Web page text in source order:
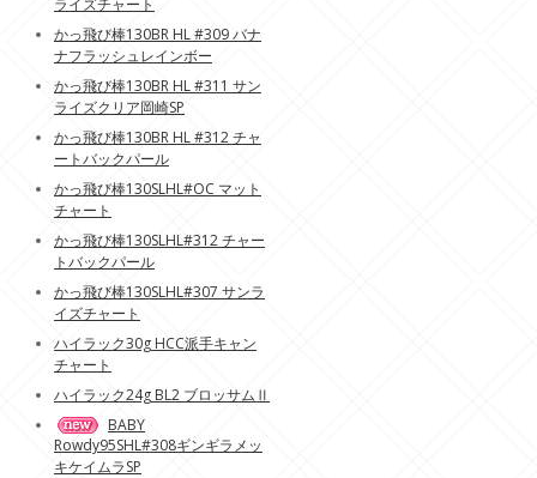
かっ飛び棒130BR HL #309 バナ
ナフラッシュレインボー
かっ飛び棒130BR HL #311 サン
ライズクリア岡崎SP
かっ飛び棒130BR HL #312 チャ
ートバックパール
かっ飛び棒130SLHL#OC マット
チャート
かっ飛び棒130SLHL#312 チャー
トバックパール
かっ飛び棒130SLHL#307 サンラ
イズチャート
ハイラック30g HCC派手キャン
チャート
ハイラック24g BL2 ブロッサムⅡ
BABY
Rowdy95SHL#308ギンギラメッ
キケイムラSP